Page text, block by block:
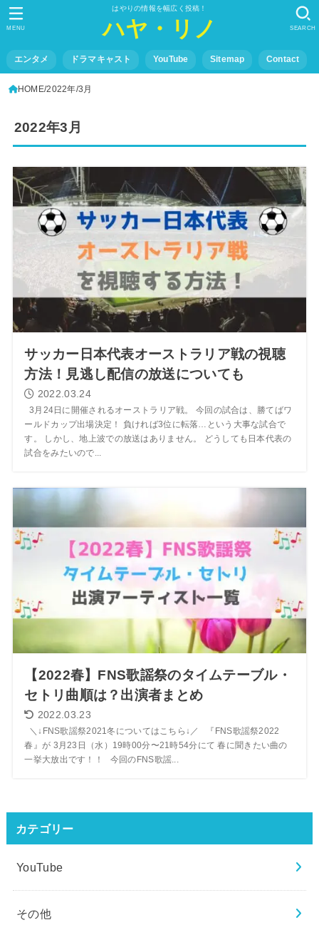
はやりの情報を幅広く投稿！
ハヤ・リノ
エンタメ ドラマキャスト YouTube Sitemap Contact
SEARCH
MENU
HOME 2022年 3月
2022年3月
サッカー日本代表オーストラリア戦の視聴
方法！見逃し配信の放送についても
2022.03.24
3月24日に開催されるオーストラリア戦。 今回の試合は、勝てばワ
ールドカップ出場決定！ 負ければ3位に転落…という大事な試合で
す。 しかし、地上波での放送はありません。 どうしても日本代表の
試合をみたいので...
【2022春】FNS歌謡祭のタイムテーブル・
セトリ曲順は？出演者まとめ
2022.03.23
＼↓FNS歌謡祭2021冬についてはこちら↓／ 『FNS歌謡祭2022
春』が 3月23日（水）19時00分〜21時54分にて 春に聞きたい曲の
一挙大放出です！！ 今回のFNS歌謡...
カテゴリー
YouTube
その他